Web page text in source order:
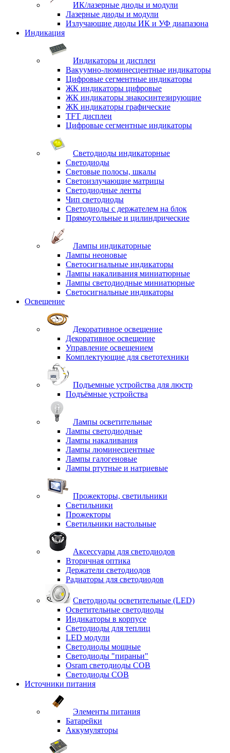
ИК/лазерные диоды и модули
Лазерные диоды и модули
Излучающие диоды ИК и УФ диапазона
Индикация
Индикаторы и дисплеи
Вакуумно-люминесцентные индикаторы
Цифровые сегментные индикаторы
ЖК индикаторы цифровые
ЖК индикаторы знакосинтезирующие
ЖК индикаторы графические
TFT дисплеи
Цифровые сегментные индикаторы
Светодиоды индикаторные
Светодиоды
Световые полосы, шкалы
Светоизлучающие матрицы
Светодиодные ленты
Чип светодиоды
Светодиоды с держателем на блок
Прямоугольные и цилиндрические
Лампы индикаторные
Лампы неоновые
Светосигнальные индикаторы
Лампы накаливания миниатюрные
Лампы светодиодные миниатюрные
Светосигнальные индикаторы
Освещение
Декоративное освещение
Декоративное освещение
Управление освещением
Комплектующие для светотехники
Подъемные устройства для люстр
Подъёмные устройства
Лампы осветительные
Лампы светодиодные
Лампы накаливания
Лампы люминесцентные
Лампы галогеновые
Лампы ртутные и натриевые
Прожекторы, светильники
Светильники
Прожекторы
Светильники настольные
Аксессуары для светодиодов
Вторичная оптика
Держатели светодиодов
Радиаторы для светодиодов
Светодиоды осветительные (LED)
Осветительные светодиоды
Индикаторы в корпусе
Светодиоды для теплиц
LED модули
Светодиоды мощные
Светодиоды "пираньи"
Osram светодиоды COB
Светодиоды COB
Источники питания
Элементы питания
Батарейки
Аккумуляторы